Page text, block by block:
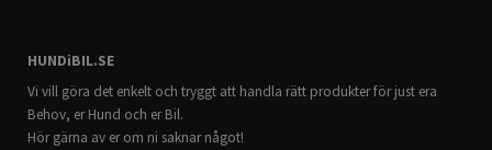
HUNDiBIL.SE
Vi vill göra det enkelt och tryggt att handla rätt produkter för just era
Behov, er Hund och er Bil.
Hör gärna av er om ni saknar något!